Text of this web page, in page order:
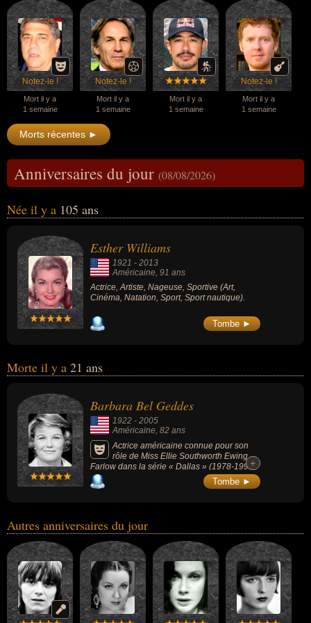
Notez-le !
Mort il y a
1 semaine
Notez-le !
Mort il y a
1 semaine
Mort il y a
1 semaine
Notez-le !
Mort il y a
1 semaine
Morts récentes ►
Anniversaires du jour (08/08/2026)
Née il y a 105 ans
Esther Williams
1921 - 2013
Américaine, 91 ans
Actrice, Artiste, Nageuse, Sportive (Art,
Cinéma, Natation, Sport, Sport nautique).
Tombe ►
Morte il y a 21 ans
Barbara Bel Geddes
1922 - 2005
Américaine, 82 ans
Actrice américaine connue pour son
rôle de Miss Ellie Southworth Ewing
Farlow dans la série « Dallas » (1978-1991,
drame, 14 saisons, 357 épisodes), mais
également les films « Tendresse » (1948,
+
+
Tombe ►
Autres anniversaires du jour